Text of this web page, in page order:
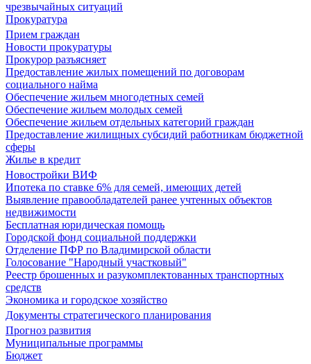
чрезвычайных ситуаций
Прокуратура
Прием граждан
Новости прокуратуры
Прокурор разъясняет
Предоставление жилых помещений по договорам
социального найма
Обеспечение жильем многодетных семей
Обеспечение жильем молодых семей
Обеспечение жильем отдельных категорий граждан
Предоставление жилищных субсидий работникам бюджетной
сферы
Жилье в кредит
Новостройки ВИФ
Ипотека по ставке 6% для семей, имеющих детей
Выявление правообладателей ранее учтенных объектов
недвижимости
Бесплатная юридическая помощь
Городской фонд социальной поддержки
Отделение ПФР по Владимирской области
Голосование "Народный участковый"
Реестр брошенных и разукомплектованных транспортных
средств
Экономика и городское хозяйство
Документы стратегического планирования
Прогноз развития
Муниципальные программы
Бюджет